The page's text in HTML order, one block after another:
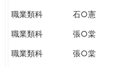
職業類科
石○憲
職業類科
張○棠
職業類科
張○棠